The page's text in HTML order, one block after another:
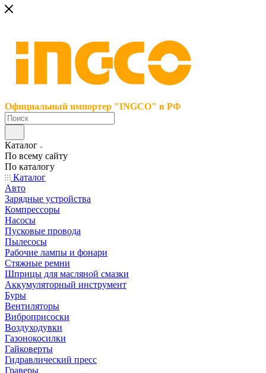
Официальный импортер "INGCO" в РФ
Каталог
По всему сайту
По каталогу
Каталог
Авто
Зарядные устройства
Компрессоры
Насосы
Пусковые провода
Пылесосы
Рабочие лампы и фонари
Стяжные ремни
Шприцы для масляной смазки
Аккумуляторный инструмент
Буры
Вентиляторы
Виброприсоски
Воздуходувки
Газонокосилки
Гайковерты
Гидравлический пресс
Граверы